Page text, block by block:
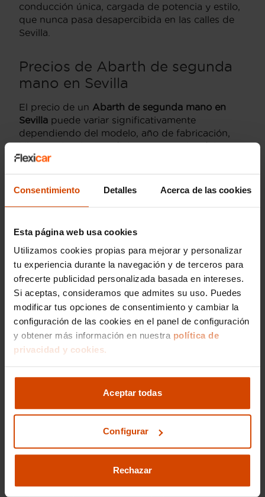
Consentimiento Detalles Acerca de las cookies
Esta página web usa cookies
Utilizamos cookies propias para mejorar y personalizar
tu experiencia durante la navegación y de terceros para
ofrecerte publicidad personalizada basada en intereses.
Si aceptas, consideramos que admites su uso. Puedes
modificar tus opciones de consentimiento y cambiar la
configuración de las cookies en el panel de configuración
y obtener más información en nuestra política de
privacidad y cookies.
Aceptar todas
Configurar
Rechazar
conducción única, cargada de potencia y estilo,
que nunca pasa desapercibida en las calles de
Sevilla.
Precios de Abarth de segunda
mano en Sevilla
El precio de un Abarth de segunda mano en
Sevilla puede variar significativamente
dependiendo del modelo, año de fabricación,
kilometraje y las condiciones generales del
vehículo. Por ejemplo, un
segunda mano puede rondar entre los15,000€ y
20,000€
, concentrando una relación calidad-
conducción deportiva. Por otro lado, el
25,000€ a 30,000€, combinando un rendimiento
excepcional con la experiencia clásica de un
roadster. En nuestro concesionario, te ofrecemos
asesoría personalizada para encontrar el Abarth
que mejor se adapte a tus necesidades y
presupuesto, asegurando siempre las mejores
ofertas del mercado en Sevilla.
¿Se puede financiar un
coche Abarth en
una elección popular para muchos compradores
que desean hacerse con uno de estos icónicos
significativo. Afortunadamente, existen múltiples
opciones de financiación disponibles que se